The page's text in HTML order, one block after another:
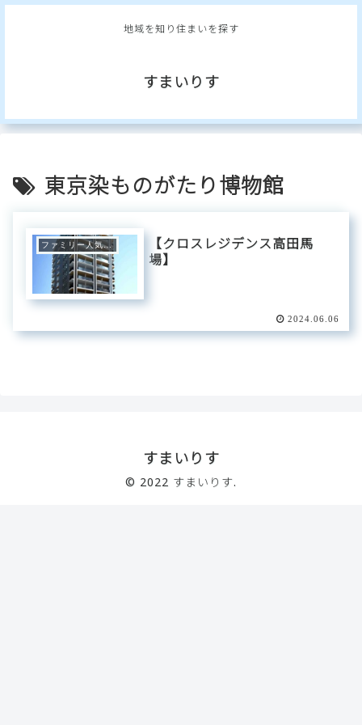
地域を知り住まいを探す
すまいりす
東京染ものがたり博物館
ファミリー人気エリア
【クロスレジデンス高田馬
場】
2024.06.06
すまいりす
© 2022 すまいりす.